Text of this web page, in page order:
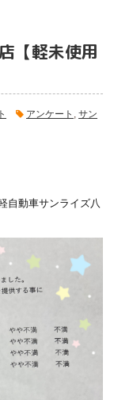
【軽未使用
アンケート
サン
自動車サンライズ八